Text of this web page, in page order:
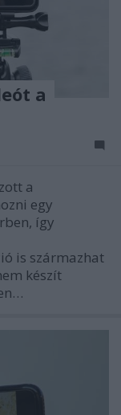
a
a
egy
így
is származhat
készít